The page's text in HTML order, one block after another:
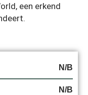
een erkend
N/B
N/B